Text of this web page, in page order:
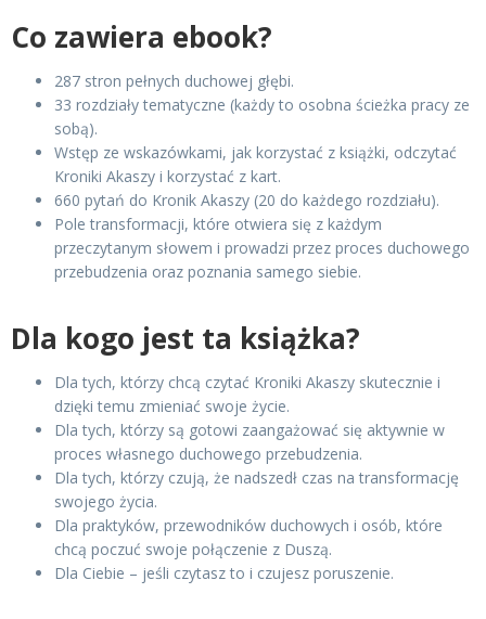
Co zawiera ebook?
287 stron pełnych duchowej głębi.
33 rozdziały tematyczne (każdy to osobna ścieżka pracy ze
sobą).
Wstęp ze wskazówkami, jak korzystać z książki, odczytać
Kroniki Akaszy i korzystać z kart.
660 pytań do Kronik Akaszy (20 do każdego rozdziału).
Pole transformacji, które otwiera się z każdym
przeczytanym słowem i prowadzi przez proces duchowego
przebudzenia oraz poznania samego siebie.
Dla kogo jest ta książka?
Dla tych, którzy chcą czytać Kroniki Akaszy skutecznie i
dzięki temu zmieniać swoje życie.
Dla tych, którzy są gotowi zaangażować się aktywnie w
proces własnego duchowego przebudzenia.
Dla tych, którzy czują, że nadszedł czas na transformację
swojego życia.
Dla praktyków, przewodników duchowych i osób, które
chcą poczuć swoje połączenie z Duszą.
Dla Ciebie – jeśli czytasz to i czujesz poruszenie.